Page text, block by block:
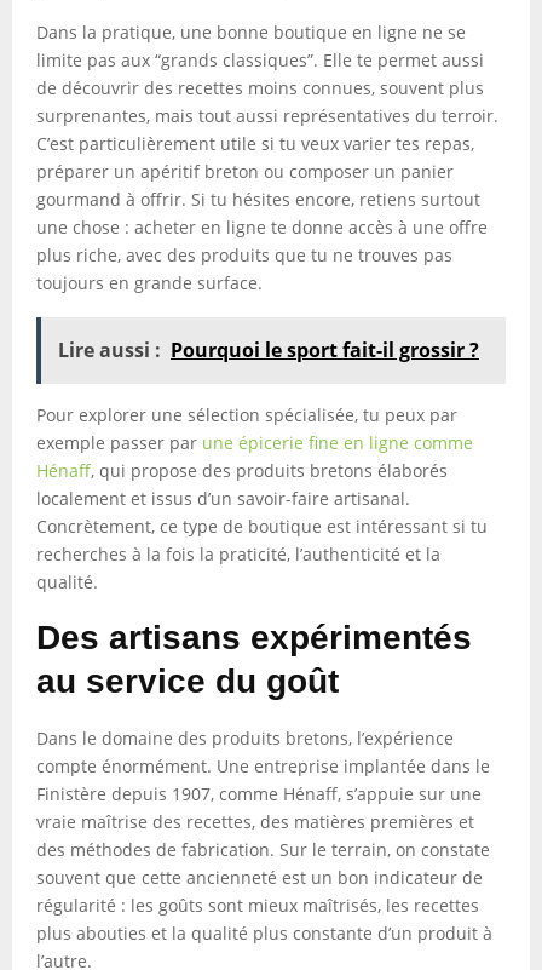
Dans la pratique, une bonne boutique en ligne ne se
limite pas aux “grands classiques”. Elle te permet aussi
de découvrir des recettes moins connues, souvent plus
surprenantes, mais tout aussi représentatives du terroir.
C’est particulièrement utile si tu veux varier tes repas,
préparer un apéritif breton ou composer un panier
gourmand à offrir. Si tu hésites encore, retiens surtout
une chose : acheter en ligne te donne accès à une offre
plus riche, avec des produits que tu ne trouves pas
toujours en grande surface.
Lire aussi : Pourquoi le sport fait-il grossir ?
Pour explorer une sélection spécialisée, tu peux par
exemple passer par une épicerie fine en ligne comme
Hénaff, qui propose des produits bretons élaborés
localement et issus d’un savoir-faire artisanal.
Concrètement, ce type de boutique est intéressant si tu
recherches à la fois la praticité, l’authenticité et la
qualité.
Des artisans expérimentés
au service du goût
Dans le domaine des produits bretons, l’expérience
compte énormément. Une entreprise implantée dans le
Finistère depuis 1907, comme Hénaff, s’appuie sur une
vraie maîtrise des recettes, des matières premières et
des méthodes de fabrication. Sur le terrain, on constate
souvent que cette ancienneté est un bon indicateur de
régularité : les goûts sont mieux maîtrisés, les recettes
plus abouties et la qualité plus constante d’un produit à
l’autre.